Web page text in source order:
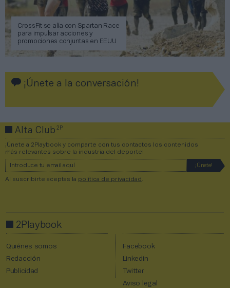
CrossFit se alía con Spartan Race
para impulsar acciones y
promociones conjuntas en EEUU
¡Únete a la conversación!
Alta Club2P
¡Únete a 2Playbook y comparte con tus contactos los contenidos
más relevantes sobre la industria del deporte!
Al suscribirte aceptas la política de privacidad
2Playbook
Quiénes somos
Redacción
Publicidad
Facebook
Linkedin
Twitter
Aviso legal